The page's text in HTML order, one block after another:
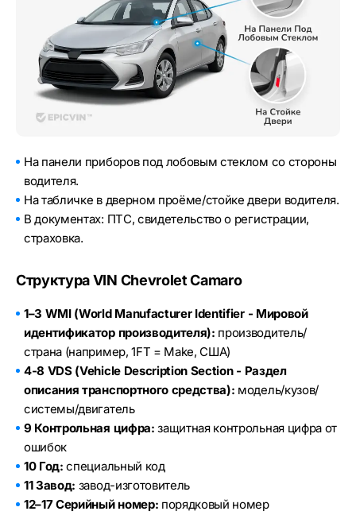
На панели приборов под лобовым стеклом со стороны
водителя.
На табличке в дверном проёме/стойке двери водителя.
В документах: ПТС, свидетельство о регистрации,
страховка.
Структура VIN Chevrolet Camaro
1–3 WMI (World Manufacturer Identifier - Мировой
идентификатор производителя): производитель/
страна (например, 1FT = Make, США)
4-8 VDS (Vehicle Description Section - Раздел
описания транспортного средства): модель/кузов/
системы/двигатель
9 Контрольная цифра: защитная контрольная цифра от
ошибок
10 Год: специальный код
11 Завод: завод-изготовитель
12–17 Серийный номер: порядковый номер